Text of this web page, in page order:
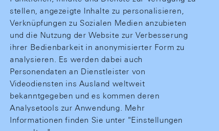
stellen, angezeigte Inhalte zu personalisieren,
Verknüpfungen zu Sozialen Medien anzubieten
und die Nutzung der Website zur Verbesserung
ihrer Bedienbarkeit in anonymisierter Form zu
analysieren. Es werden dabei auch
Personendaten an Dienstleister von
Videodiensten ins Ausland weltweit
bekanntgegeben und es kommen deren
Analysetools zur Anwendung. Mehr
Informationen finden Sie unter "Einstellungen